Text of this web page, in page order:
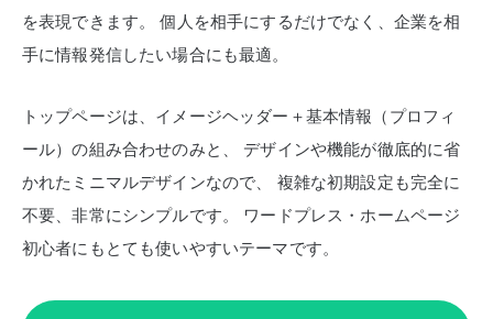
を表現できます。
個人を相手にするだけでなく、企業を相
手に情報発信したい場合にも最適。
トップページは、イメージヘッダー＋基本情報（プロフィ
ール）の組み合わせのみと、
デザインや機能が徹底的に省
かれたミニマルデザインなので、
複雑な初期設定も完全に
不要、非常にシンプルです。
ワードプレス・ホームページ
初心者にもとても使いやすいテーマです。